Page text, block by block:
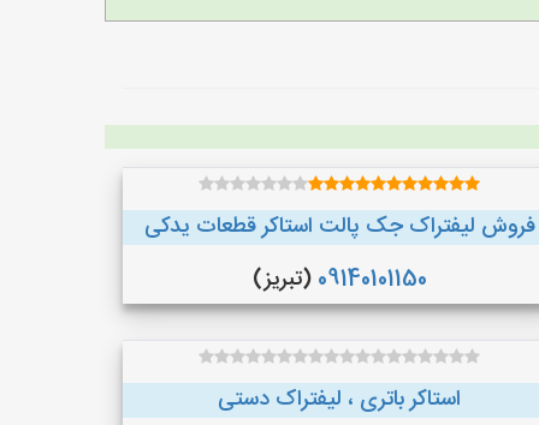
فروش لیفتراک جک پالت استاکر قطعات یدکی
09140101150 (تبریز)
استاکر باتری ، لیفتراک دستی